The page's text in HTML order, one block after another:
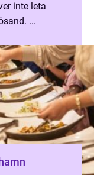
inte leta
...